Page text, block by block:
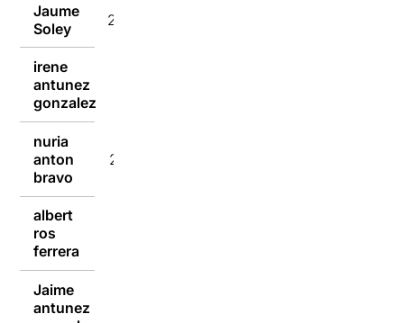
Jaume
Soley
24/02/2023
irene
antunez
gonzalez
nuria
anton
bravo
24/02/2023
albert
ros
ferrera
Jaime
antunez